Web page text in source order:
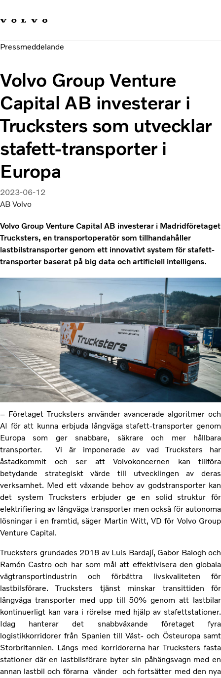
Hållbara transporter
Investerare
Nyheter och Media
Pressmeddelande
Volvo Group Venture
Capital AB investerar i
Trucksters som utvecklar
stafett-transporter i
Europa
2023-06-12
AB Volvo
Volvo Group Venture Capital AB investerar i Madridföretaget
Trucksters, en transportoperatör som tillhandahåller
lastbilstransporter genom ett innovativt system för stafett-
transporter baserat på big data och artificiell intelligens.
– Företaget Trucksters använder avancerade algoritmer och
AI för att kunna erbjuda långväga stafett-transporter genom
Europa som ger snabbare, säkrare och mer hållbara
transporter. Vi är imponerade av vad Trucksters har
åstadkommit och ser att Volvokoncernen kan tillföra
betydande strategiskt värde till utvecklingen av deras
verksamhet. Med ett växande behov av godstransporter kan
det system Trucksters erbjuder ge en solid struktur för
elektrifiering av långväga transporter men också för autonoma
lösningar i en framtid, säger Martin Witt, VD för Volvo Group
Venture Capital.
Trucksters grundades 2018 av Luis Bardají, Gabor Balogh och
Ramón Castro och har som mål att effektivisera den globala
vägtransportindustrin och förbättra livskvaliteten för
lastbilsförare. Trucksters tjänst minskar transittiden för
långväga transporter med upp till 50% genom att lastbilar
kontinuerligt kan vara i rörelse med hjälp av stafettstationer.
Idag hanterar det snabbväxande företaget fyra
logistikkorridorer från Spanien till Väst- och Östeuropa samt
Storbritannien. Längs med korridorerna har Trucksters fasta
stationer där en lastbilsförare byter sin påhängsvagn med en
annan lastbil och förarna vänder och fortsätter med den nya